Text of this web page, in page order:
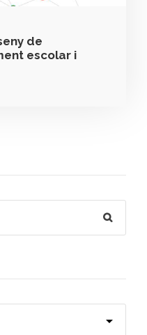
de
escolar i